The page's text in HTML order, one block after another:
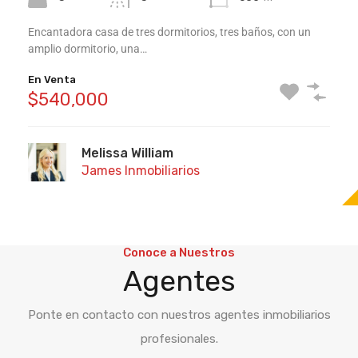
Encantadora casa de tres dormitorios, tres baños, con un
amplio dormitorio, una…
En Venta
$540,000
Melissa William
James Inmobiliarios
Disfrute de la serenidad de la Bahía de Deering durante todo
el…
En Venta
$825,000
Nathan James
James Inmobiliarios
Una casa espaciosa y fabulosa en una ubicación privilegiada.
Esta casa de…
Para Alquiler
$4,750 Mensual
Nathan James
James Inmobiliarios
Conoce a Nuestros
Agentes
Ponte en contacto con nuestros agentes inmobiliarios
profesionales.